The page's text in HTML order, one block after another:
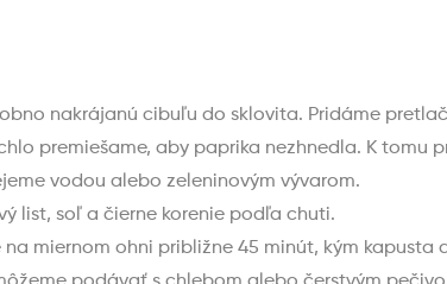
nakrájanú cibuľu do sklovita. Pridáme
premiešame, aby paprika nezhnedla. K tomu
vodou alebo zeleninovým vývarom.
list, soľ a čierne korenie podľa chuti.
miernom ohni približne 45 minút, kým kapusta